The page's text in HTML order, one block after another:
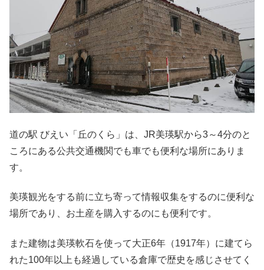
道の駅 びえい「丘のくら」は、JR美瑛駅から3～4分のと
ころにある公共交通機関でも車でも便利な場所にありま
す。
美瑛観光をする前に立ち寄って情報収集をするのに便利な
場所であり、お土産を購入するのにも便利です。
また建物は美瑛軟石を使って大正6年（1917年）に建てら
れた100年以上も経過している倉庫で歴史を感じさせてく